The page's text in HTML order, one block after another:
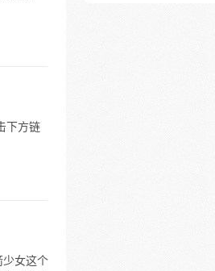
下方链
少女这个